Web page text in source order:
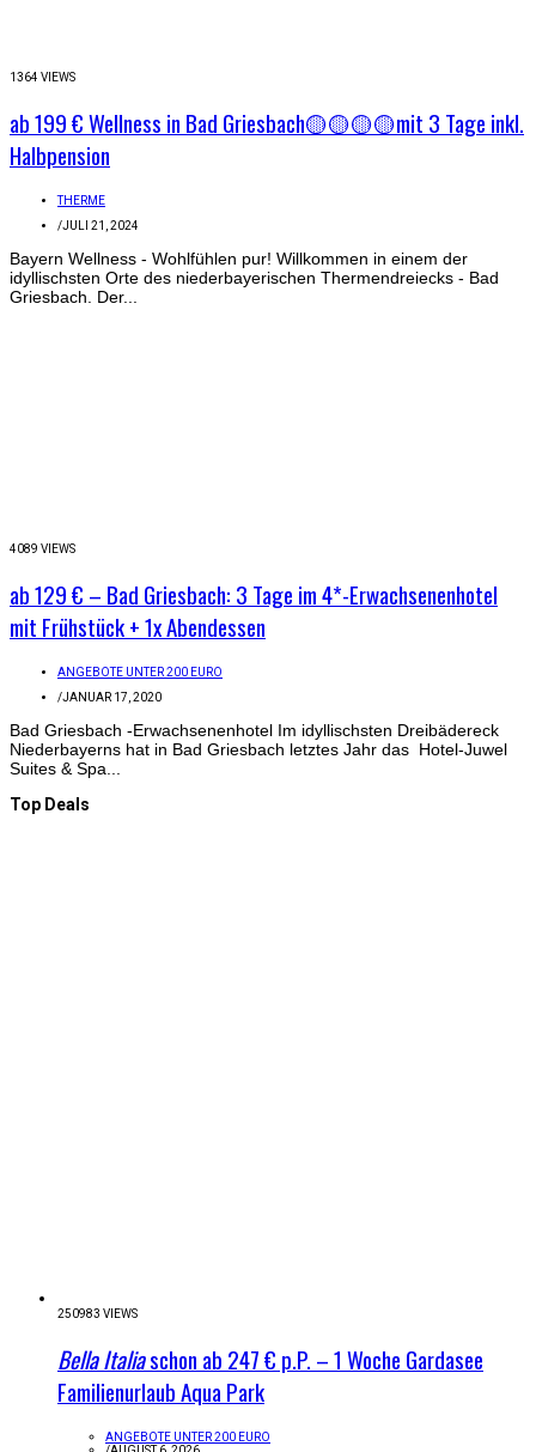
1364 VIEWS
ab 199 € Wellness in Bad Griesbach🟡🟡🟡🟡mit 3 Tage inkl.
Halbpension
THERME
/JULI 21, 2024
Bayern Wellness - Wohlfühlen pur! Willkommen in einem der
idyllischsten Orte des niederbayerischen Thermendreiecks - Bad
Griesbach. Der...
4089 VIEWS
ab 129 € – Bad Griesbach: 3 Tage im 4*-Erwachsenenhotel
mit Frühstück + 1x Abendessen
ANGEBOTE UNTER 200 EURO
/JANUAR 17, 2020
Bad Griesbach -Erwachsenenhotel Im idyllischsten Dreibädereck
Niederbayerns hat in Bad Griesbach letztes Jahr das Hotel-Juwel
Suites & Spa...
Top Deals
250983 VIEWS
Bella Italiaschon ab 247 € p.P. – 1 Woche Gardasee
Familienurlaub Aqua Park
ANGEBOTE UNTER 200 EURO